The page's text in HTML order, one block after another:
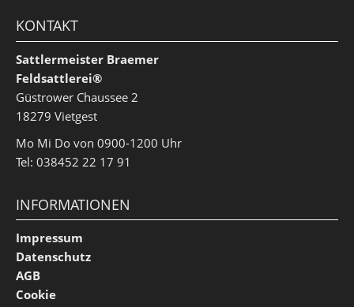
KONTAKT
Sattlermeister Braemer
Feldsattlerei®
Güstrower Chaussee 2
18279 Vietgest
Mo Mi Do von 0900-1200 Uhr
Tel: 038452 22 17 91
INFORMATIONEN
Impressum
Datenschutz
AGB
Cookie